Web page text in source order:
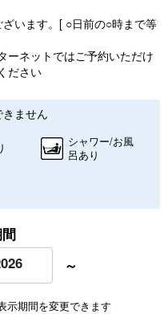
います。[ ○日前の○時まで等
ーネットではご予約いただけ
ださい
ません
シャワー/お風
呂あり
～
示期間を変更できます